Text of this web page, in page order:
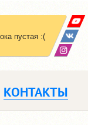
пустая :(
КОНТАКТЫ